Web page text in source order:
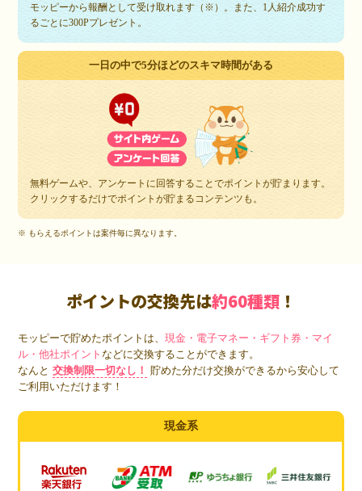
モッピーから報酬として受け取れます（※）。また、1人紹介成功す
るごとに300Pプレゼント。
一日の中で5分ほどのスキマ時間がある
無料ゲームや、アンケートに回答することでポイントが貯まります。
クリックするだけでポイントが貯まるコンテンツも。
※ もらえるポイントは案件毎に異なります。
ポイントの交換先は約60種類 ！
モッピーで貯めたポイントは、現金・電子マネー・ギフト券・マイ
ル・他社ポイントなどに交換することができます。
なんと 交換制限一切なし！
貯めた分だけ交換ができるから安心して
ご利用いただけます！
現金系